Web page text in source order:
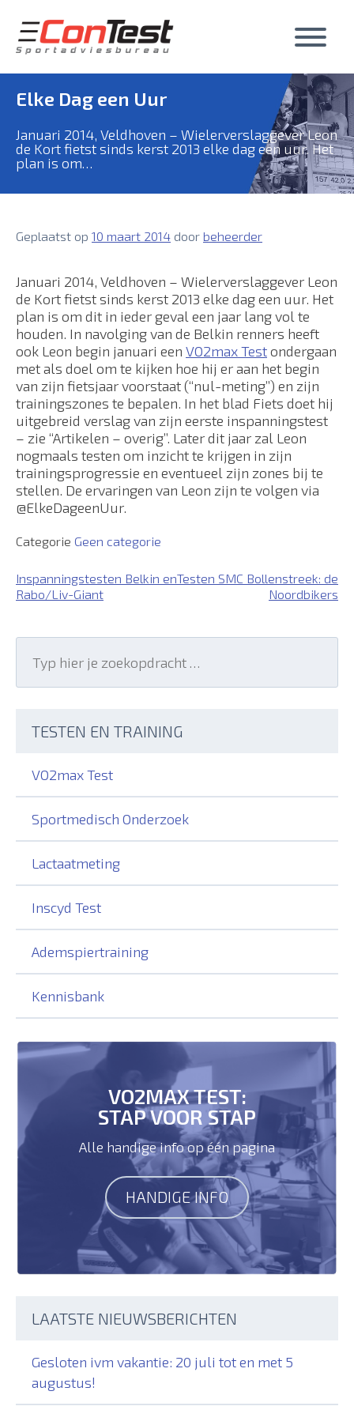
content
Elke Dag een Uur
Januari 2014, Veldhoven – Wielerverslaggever Leon
de Kort fietst sinds kerst 2013 elke dag een uur. Het
plan is om…
Geplaatst op 10 maart 2014 door beheerder
Januari 2014, Veldhoven – Wielerverslaggever Leon
de Kort fietst sinds kerst 2013 elke dag een uur. Het
plan is om dit in ieder geval een jaar lang vol te
houden. In navolging van de Belkin renners heeft
ook Leon begin januari een VO2max Testondergaan
met als doel om te kijken hoe hij er aan het begin
van zijn fietsjaar voorstaat (“nul-meting”) en zijn
trainingszones te bepalen. In het blad Fiets doet hij
uitgebreid verslag van zijn eerste inspanningstest
– zie “Artikelen – overig”. Later dit jaar zal Leon
nogmaals testen om inzicht te krijgen in zijn
trainingsprogressie en eventueel zijn zones bij te
stellen. De ervaringen van Leon zijn te volgen via
@ElkeDageenUur.
Categorie Geen categorie
Bericht
navigatie
Inspanningstesten Belkin en
Rabo/Liv-Giant
Testen SMC Bollenstreek: de
Noordbikers
for:
Search
TESTEN EN TRAINING
VO2max Test
Sportmedisch Onderzoek
Lactaatmeting
Inscyd Test
Ademspiertraining
Kennisbank
VO2MAX TEST:
STAP VOOR STAP
Alle handige info op één pagina
HANDIGE INFO
LAATSTE NIEUWSBERICHTEN
Gesloten ivm vakantie: 20 juli tot en met 5
augustus!